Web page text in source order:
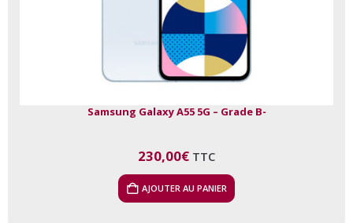
Samsung Galaxy A55 5G – Grade B-
230,00€ TTC
AJOUTER AU PANIER